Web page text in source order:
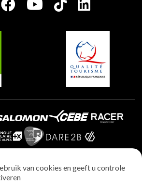
spelers
van cookies en geeft u controle